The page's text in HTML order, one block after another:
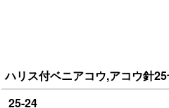
ハリス付ベニアコウ,アコウ針
25-24